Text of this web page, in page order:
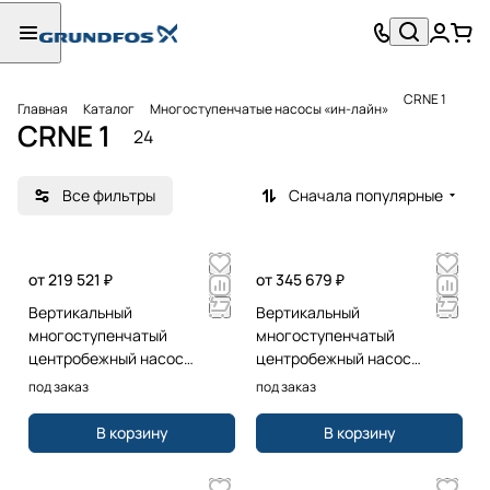
Главная Каталог Многоступенчатые насосы «ин-лайн» CRNE 1
CRNE 1 24
Все фильтры Сначала популярные
от 219 521 ₽
Вертикальный
многоступенчатый
центробежный насос
Grundfos CRNE1-9 A-P-G-E-
под заказ
В корзину
от 345 679 ₽
Вертикальный
многоступенчатый
центробежный насос
Grundfos CRNE1-17 A-P-G-E-
под заказ
В корзину